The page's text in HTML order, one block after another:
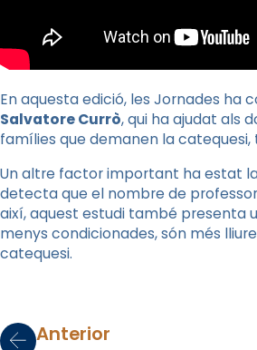
En aquesta edició, les Jornades
Salvatore Currò, qui ha ajudat als
famílies que demanen la catequesi,
Un altre factor important ha estat la
detecta que el nombre de
així, aquest estudi també presenta
menys condicionades, són més
catequesi.
Anterior